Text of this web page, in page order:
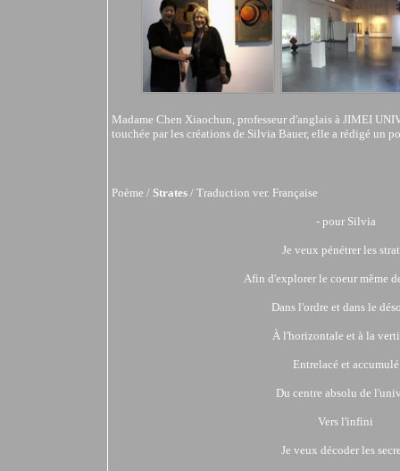
Madame Chen Xiaochun, professeur d'anglais à JIMEI
touchée par les créations de Silvia Bauer, elle a rédigé un
Poème / Strates / Traduction ver. Française
- pour Silvia
Je veux pénétrer les
Afin d'explorer le coeur même
Dans l'ordre et dans le
À l'horizontale et à la
Entrelacé et accumulé
Du centre absolu de
Vers l'infini
Je veux décoder les